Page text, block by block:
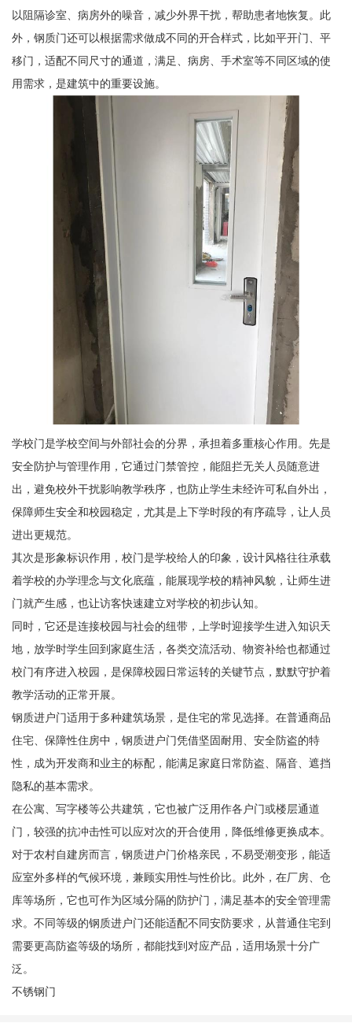
以阻隔诊室、病房外的噪音，减少外界干扰，帮助患者地恢复。此
外，钢质门还可以根据需求做成不同的开合样式，比如平开门、平
移门，适配不同尺寸的通道，满足、病房、手术室等不同区域的使
用需求，是建筑中的重要设施。
学校门是学校空间与外部社会的分界，承担着多重核心作用。先是
安全防护与管理作用，它通过门禁管控，能阻拦无关人员随意进
出，避免校外干扰影响教学秩序，也防止学生未经许可私自外出，
保障师生安全和校园稳定，尤其是上下学时段的有序疏导，让人员
进出更规范。
其次是形象标识作用，校门是学校给人的印象，设计风格往往承载
着学校的办学理念与文化底蕴，能展现学校的精神风貌，让师生进
门就产生感，也让访客快速建立对学校的初步认知。
同时，它还是连接校园与社会的纽带，上学时迎接学生进入知识天
地，放学时学生回到家庭生活，各类交流活动、物资补给也都通过
校门有序进入校园，是保障校园日常运转的关键节点，默默守护着
教学活动的正常开展。
钢质进户门适用于多种建筑场景，是住宅的常见选择。在普通商品
住宅、保障性住房中，钢质进户门凭借坚固耐用、安全防盗的特
性，成为开发商和业主的标配，能满足家庭日常防盗、隔音、遮挡
隐私的基本需求。
在公寓、写字楼等公共建筑，它也被广泛用作各户门或楼层通道
门，较强的抗冲击性可以应对次的开合使用，降低维修更换成本。
对于农村自建房而言，钢质进户门价格亲民，不易受潮变形，能适
应室外多样的气候环境，兼顾实用性与性价比。此外，在厂房、仓
库等场所，它也可作为区域分隔的防护门，满足基本的安全管理需
求。不同等级的钢质进户门还能适配不同安防要求，从普通住宅到
需要更高防盗等级的场所，都能找到对应产品，适用场景十分广
泛。
不锈钢门